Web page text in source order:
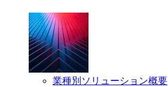
業種別ソリューション概要